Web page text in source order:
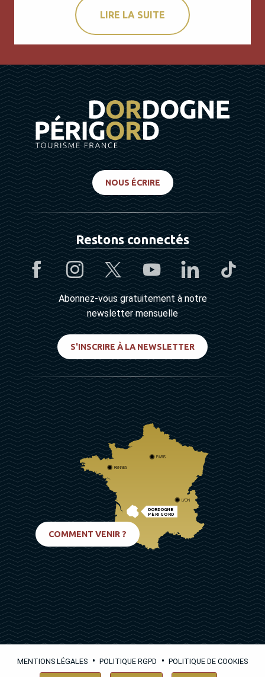
LIRE LA SUITE
NOUS ÉCRIRE
Restons connectés
Abonnez-vous gratuitement à notre
newsletter mensuelle
S'INSCRIRE À LA NEWSLETTER
DORDOGNE
PÉRIGORD
PARIS
RENNES
LYON
COMMENT VENIR ?
MENTIONS LÉGALES • POLITIQUE RGPD • POLITIQUE DE COOKIES